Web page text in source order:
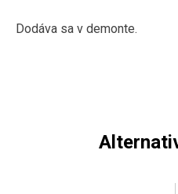
Dodáva sa v demonte.